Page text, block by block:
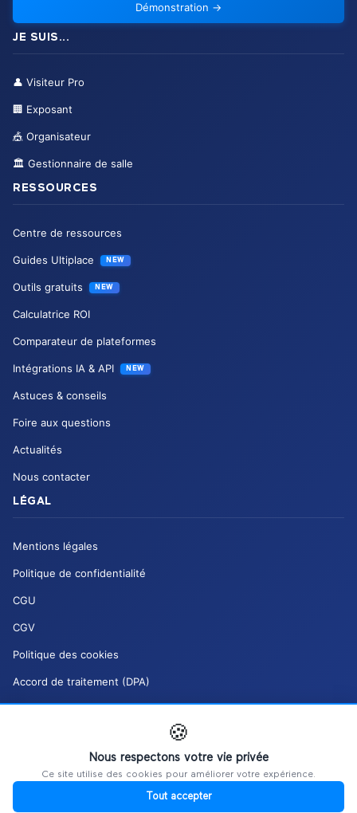
Démonstration →
JE SUIS...
👤 Visiteur Pro
🏢 Exposant
🎪 Organisateur
🏛️ Gestionnaire de salle
RESSOURCES
Centre de ressources
Guides Ultiplace NEW
Outils gratuits NEW
Calculatrice ROI
Comparateur de plateformes
Intégrations IA & API NEW
Astuces & conseils
Foire aux questions
Actualités
Nous contacter
LÉGAL
Mentions légales
Politique de confidentialité
CGU
CGV
Politique des cookies
Accord de traitement (DPA)
Charte de modération (DSA)
Gérer mes cookies
🍪
Nous respectons votre vie privée
Ce site utilise des cookies pour améliorer votre expérience.
Tout accepter